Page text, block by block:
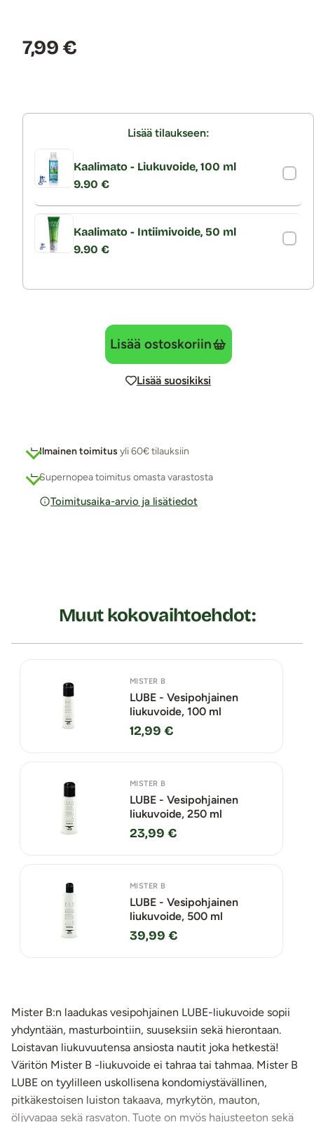
Hinta:
7,99 €
Lisää tilaukseen:
Kaalimato - Liukuvoide, 100 ml
9.90 €
Kaalimato - Intiimivoide, 50 ml
9.90 €
Lisää ostoskoriin
Lisää suosikiksi
Ilmainen toimitus yli 60€ tilauksiin
Supernopea toimitus omasta varastosta
Toimitusaika-arvio ja lisätiedot
Muut kokovaihtoehdot:
MISTER B
LUBE - Vesipohjainen
liukuvoide, 100 ml
12,99 €
MISTER B
LUBE - Vesipohjainen
liukuvoide, 250 ml
23,99 €
MISTER B
LUBE - Vesipohjainen
liukuvoide, 500 ml
39,99 €
Mister B:n laadukas vesipohjainen LUBE-liukuvoide sopii
yhdyntään, masturbointiin, suuseksiin sekä hierontaan.
Loistavan liukuvuutensa ansiosta nautit joka hetkestä!
Väritön Mister B -liukuvoide ei tahraa tai tahmaa. Mister B
LUBE on tyylilleen uskollisena kondomiystävällinen,
pitkäkestoisen luiston takaava, myrkytön, mauton,
öljyvapaa sekä rasvaton. Tuote on myös hajusteeton sekä